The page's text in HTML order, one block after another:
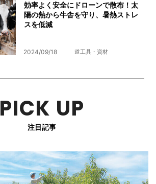
効率よく安全にドローンで散布！太
陽の熱から牛舎を守り、暑熱ストレ
スを低減
2024/09/18 道工具・資材
PICK UP
注目記事